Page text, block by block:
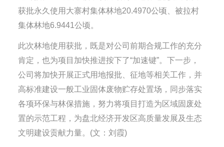
获批永久使用大寨村集体林地20.4970公顷、被拉村
集体林地6.9441公顷。
此次林地使用获批，既是对公司前期合规工作的充分
肯定，也为项目加快推进按下了“加速键”。下一步，
公司将加快开展正式用地报批、征地等相关工作，并
高标准建设一般工业固体废物贮存处置场，同步落实
各项环保与林保措施，努力将项目打造为区域固废处
置的示范工程，为盘北经济开发区高质量发展及生态
文明建设贡献力量。(文：刘霞)